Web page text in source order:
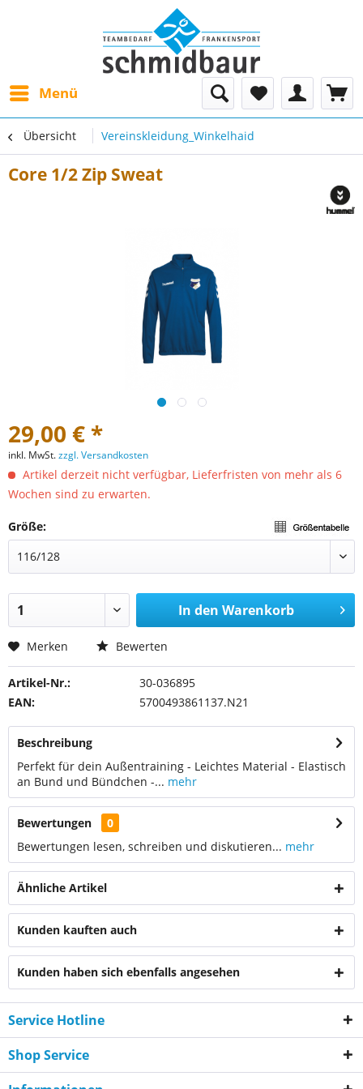
Menü
Übersicht Vereinskleidung_Winkelhaid
Core 1/2 Zip Sweat
29,00 € *
inkl. MwSt.zzgl. Versandkosten
Artikel derzeit nicht verfügbar, Lieferfristen von mehr als 6
Wochen sind zu erwarten.
Größe:
In den Warenkorb
Merken Bewerten
Artikel-Nr.:
30-036895
EAN:
5700493861137.N21
Beschreibung
Perfekt für dein Außentraining - Leichtes Material - Elastisch
an Bund und Bündchen -... mehr
Bewertungen
0
Bewertungen lesen, schreiben und diskutieren... mehr
Ähnliche Artikel
Kunden kauften auch
Kunden haben sich ebenfalls angesehen
Service Hotline
Shop Service